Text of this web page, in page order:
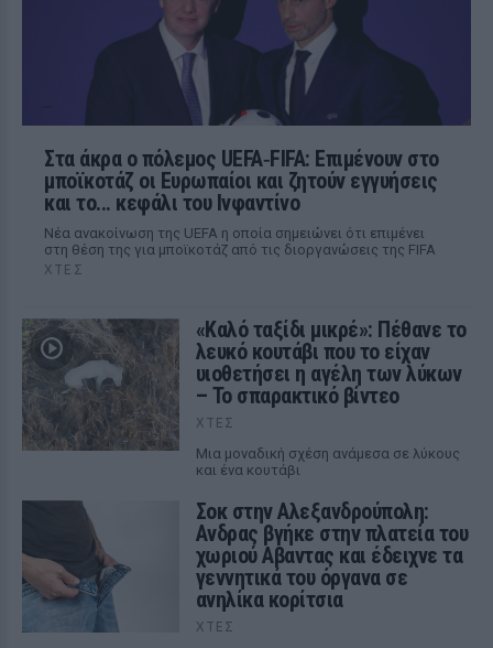
Στα άκρα ο πόλεμος UEFA‑FIFA: Επιμένουν στο
μποϊκοτάζ οι Ευρωπαίοι και ζητούν εγγυήσεις
και το... κεφάλι του Ινφαντίνο
Νέα ανακοίνωση της UEFA η οποία σημειώνει ότι επιμένει
στη θέση της για μποϊκοτάζ από τις διοργανώσεις της FIFA
ΧΤΕΣ
«Καλό ταξίδι μικρέ»: Πέθανε το
λευκό κουτάβι που το είχαν
υιοθετήσει η αγέλη των λύκων
– Το σπαρακτικό βίντεο
ΧΤΕΣ
Μια μοναδική σχέση ανάμεσα σε λύκους
και ένα κουτάβι
Σοκ στην Αλεξανδρούπολη:
Ανδρας βγήκε στην πλατεία του
χωριού Αβαντας και έδειχνε τα
γεννητικά του όργανα σε
ανηλίκα κορίτσια
ΧΤΕΣ